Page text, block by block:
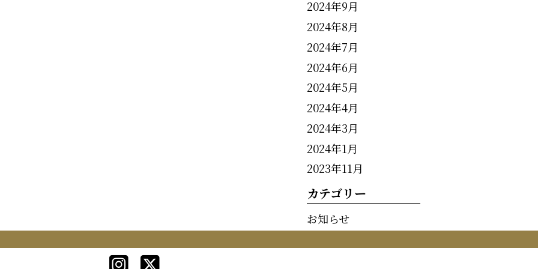
2024年9月
2024年8月
2024年7月
2024年6月
2024年5月
2024年4月
2024年3月
2024年1月
2023年11月
カテゴリー
お知らせ